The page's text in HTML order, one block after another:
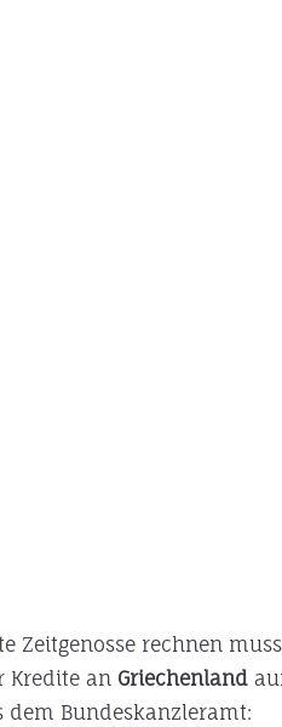
rechnen
an Griechenland
dem Bundeskanzleramt: